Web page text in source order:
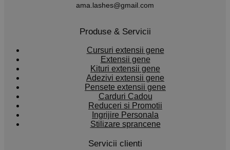
ama.lashes@gmail.com
Produse & Servicii
Cursuri extensii gene
Extensii gene
Kituri extensii gene
Adezivi extensii gene
Pensete extensii gene
Carduri Cadou
Reduceri si Promotii
Ingrijire Personala
Stilizare sprancene
Servicii clienti